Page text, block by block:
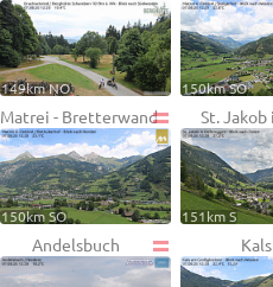
149km NO 150km SO
Matrei - Bretterwand
150km SO
St. Jakob
151km S
Andelsbuch Kals